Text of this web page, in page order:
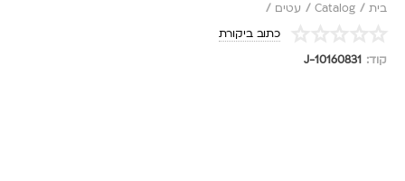
בית /
Catalog
/ עטים /
כתוב ביקורת
קוד: J-10160831